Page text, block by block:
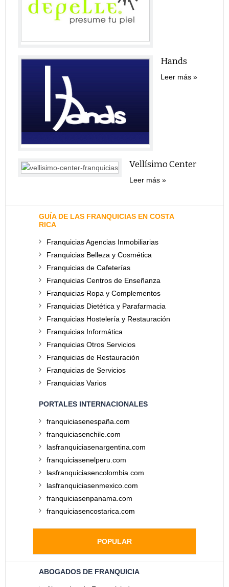
Hands
Leer más
Vellísimo Center
Leer más
GUÍA DE LAS FRANQUICIAS EN COSTA
RICA
Franquicias Agencias Inmobiliarias
Franquicias Belleza y Cosmética
Franquicias de Cafeterías
Franquicias Centros de Enseñanza
Franquicias Ropa y Complementos
Franquicias Dietética y Parafarmacia
Franquicias Hostelería y Restauración
Franquicias Informática
Franquicias Otros Servicios
Franquicias de Restauración
Franquicias de Servicios
Franquicias Varios
PORTALES INTERNACIONALES
franquiciasenespaña.com
franquiciasenchile.com
lasfranquiciasenargentina.com
franquiciasenelperu.com
lasfranquiciasencolombia.com
lasfranquiciasenmexico.com
franquiciasenpanama.com
franquiciasencostarica.com
POPULAR
ABOGADOS DE FRANQUICIA